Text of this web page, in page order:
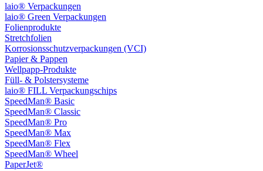
laio® Verpackungen
laio® Green Verpackungen
Folienprodukte
Stretchfolien
Korrosionsschutzverpackungen (VCI)
Papier & Pappen
Wellpapp-Produkte
Füll- & Polstersysteme
laio® FILL Verpackungschips
SpeedMan® Basic
SpeedMan® Classic
SpeedMan® Pro
SpeedMan® Max
SpeedMan® Flex
SpeedMan® Wheel
PaperJet®